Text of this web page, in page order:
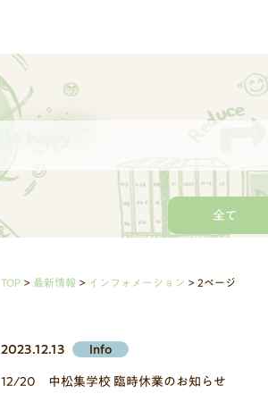
全て
TOP 最新情報 インフォメーション 2ページ
2023.12.13 Info
12/20 中松集学校 臨時休業のお知らせ